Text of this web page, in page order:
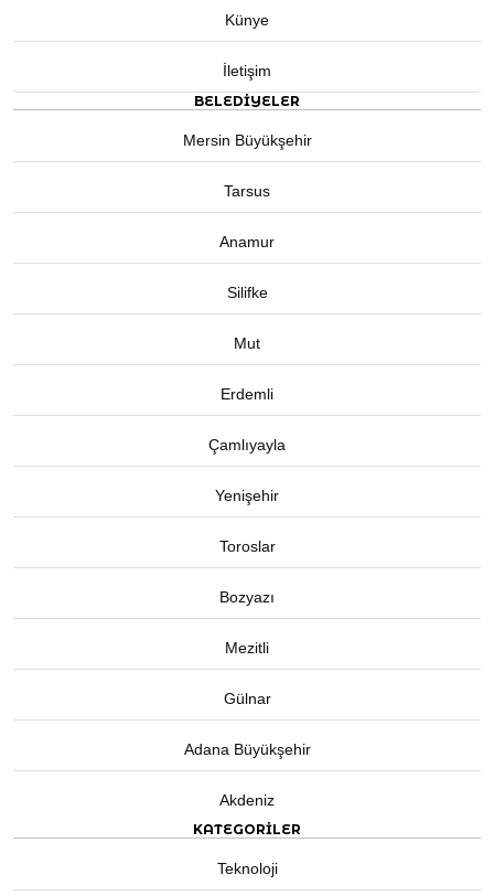
Künye
İletişim
BELEDIYELER
Mersin Büyükşehir
Tarsus
Anamur
Silifke
Mut
Erdemli
Çamlıyayla
Yenişehir
Toroslar
Bozyazı
Mezitli
Gülnar
Adana Büyükşehir
Akdeniz
KATEGORİLER
Teknoloji